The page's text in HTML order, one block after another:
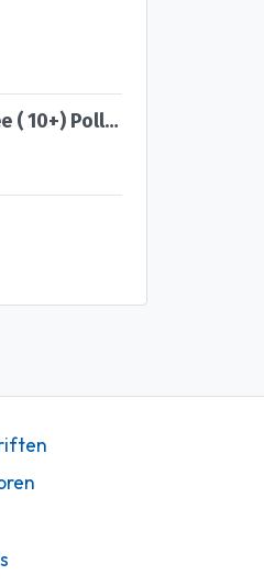
Guus Kuijer : met de wind mee naar de zee ( 10+) Polleke